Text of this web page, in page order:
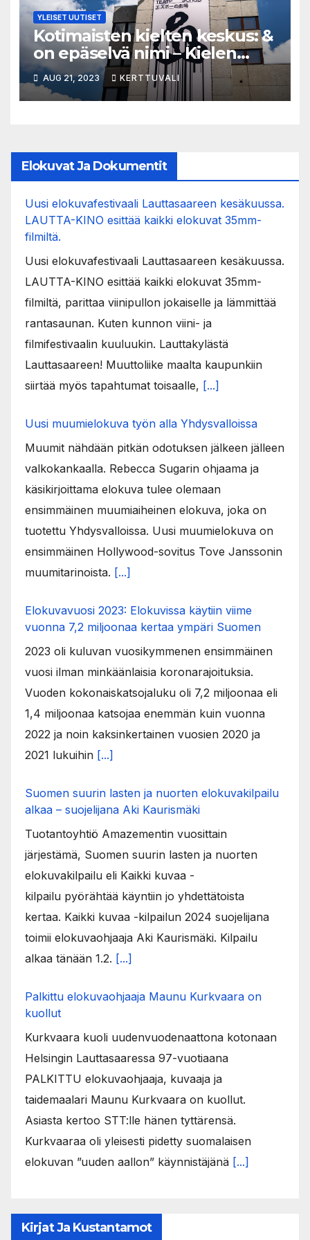
YLEISET UUTISET
Kotimaisten kielten keskus: &
on epäselvä nimi – Kielen
asiantuntija tyrmää Espoon
teatterin uuden nimen
AUG 21, 2023 KERTTUVALI
Elokuvat Ja Dokumentit
Uusi elokuvafestivaali Lauttasaareen kesäkuussa.
LAUTTA-KINO esittää kaikki elokuvat 35mm-
filmiltä.
Uusi elokuvafestivaali Lauttasaareen kesäkuussa.
LAUTTA-KINO esittää kaikki elokuvat 35mm-
filmiltä, parittaa viinipullon jokaiselle ja lämmittää
rantasaunan. Kuten kunnon viini- ja
filmifestivaalin kuuluukin. Lauttakylästä
Lauttasaareen! Muuttoliike maalta kaupunkiin
siirtää myös tapahtumat toisaalle, [...]
Uusi muumielokuva työn alla Yhdysvalloissa
Muumit nähdään pitkän odotuksen jälkeen jälleen
valkokankaalla. Rebecca Sugarin ohjaama ja
käsikirjoittama elokuva tulee olemaan
ensimmäinen muumiaiheinen elokuva, joka on
tuotettu Yhdysvalloissa. Uusi muumielokuva on
ensimmäinen Hollywood-sovitus Tove Janssonin
muumitarinoista. [...]
Elokuvavuosi 2023: Elokuvissa käytiin viime
vuonna 7,2 miljoonaa kertaa ympäri Suomen
2023 oli kuluvan vuosikymmenen ensimmäinen
vuosi ilman minkäänlaisia koronarajoituksia.
Vuoden kokonaiskatsojaluku oli 7,2 miljoonaa eli
1,4 miljoonaa katsojaa enemmän kuin vuonna
2022 ja noin kaksinkertainen vuosien 2020 ja
2021 lukuihin [...]
Suomen suurin lasten ja nuorten elokuvakilpailu
alkaa – suojelijana Aki Kaurismäki
Tuotantoyhtiö Amazementin vuosittain
järjestämä, Suomen suurin lasten ja nuorten
elokuvakilpailu eli Kaikki kuvaa -
kilpailu pyörähtää käyntiin jo yhdettätoista
kertaa. Kaikki kuvaa -kilpailun 2024 suojelijana
toimii elokuvaohjaaja Aki Kaurismäki. Kilpailu
alkaa tänään 1.2. [...]
Palkittu elokuvaohjaaja Maunu Kurkvaara on
kuollut
Kurkvaara kuoli uudenvuodenaattona kotonaan
Helsingin Lauttasaaressa 97-vuotiaana
PALKITTU elokuvaohjaaja, kuvaaja ja
taidemaalari Maunu Kurkvaara on kuollut.
Asiasta kertoo STT:lle hänen tyttärensä.
Kurkvaaraa oli yleisesti pidetty suomalaisen
elokuvan ”uuden aallon” käynnistäjänä [...]
Kirjat Ja Kustantamot